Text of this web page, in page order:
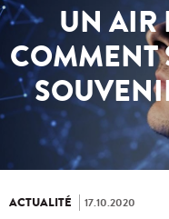
UN AIR
COMMENT
ACTUALITÉ 17.10.2020